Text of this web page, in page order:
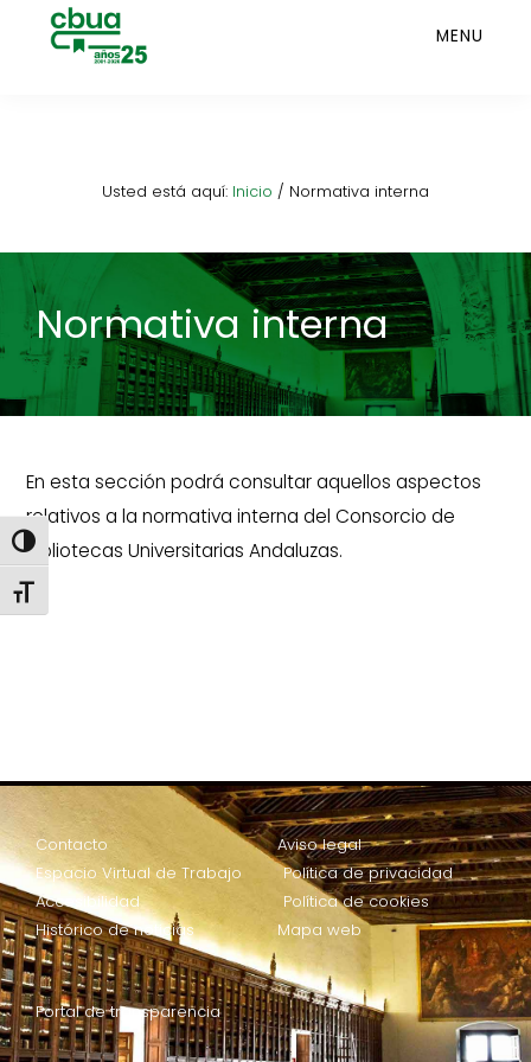
ALTERNAR ALTO CONTRASTE
ALTERNAR TAMAÑO DE LETRA
Saltar
MENU
Usted está aquí: Inicio / Normativa interna
Normativa interna
En esta sección podrá consultar aquellos aspectos
relativos a la normativa interna del Consorcio de
Bibliotecas Universitarias Andaluzas.
Contacto
Espacio Virtual de Trabajo
Accesibilidad
Histórico de noticias
Aviso legal
Política de privacidad
Política de cookies
Mapa web
Portal de transparencia